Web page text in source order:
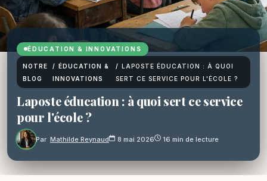
ÉDUCATION & INNOVATIONS
NOTRE
BLOG
/ ÉDUCATION &
INNOVATIONS
/ LAPOSTE ÉDUCATION : À QUOI
SERT CE SERVICE POUR L'ÉCOLE ?
Laposte éducation : à quoi sert ce service
pour l'école ?
Par Mathilde Reynaud 8 mai 2026 16 min de lecture